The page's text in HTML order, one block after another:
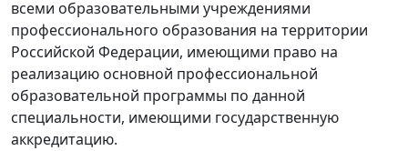
всеми образовательными учреждениями
профессионального образования на территории
Российской Федерации, имеющими право на
реализацию основной профессиональной
образовательной программы по данной
специальности, имеющими государственную
аккредитацию.